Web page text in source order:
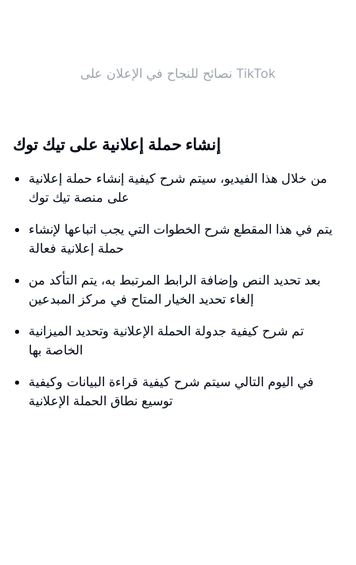
نصائح للنجاح في الإعلان على TikTok
إنشاء حملة إعلانية على تيك توك
من خلال هذا الفيديو، سيتم شرح كيفية إنشاء حملة إعلانية
على منصة تيك توك
يتم في هذا المقطع شرح الخطوات التي يجب اتباعها لإنشاء
حملة إعلانية فعالة
بعد تحديد النص وإضافة الرابط المرتبط به، يتم التأكد من
إلغاء تحديد الخيار المتاح في مركز المبدعين
تم شرح كيفية جدولة الحملة الإعلانية وتحديد الميزانية
الخاصة بها
في اليوم التالي سيتم شرح كيفية قراءة البيانات وكيفية
توسيع نطاق الحملة الإعلانية